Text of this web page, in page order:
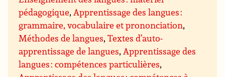
pédagogique,Apprentissage des langues :
grammaire, vocabulaire et prononciation,
Méthodes de langues,Textes d’auto-
apprentissage de langues,Apprentissage des
langues : compétences particulières,